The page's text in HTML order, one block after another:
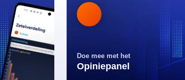
Doe mee met het
Opiniepanel